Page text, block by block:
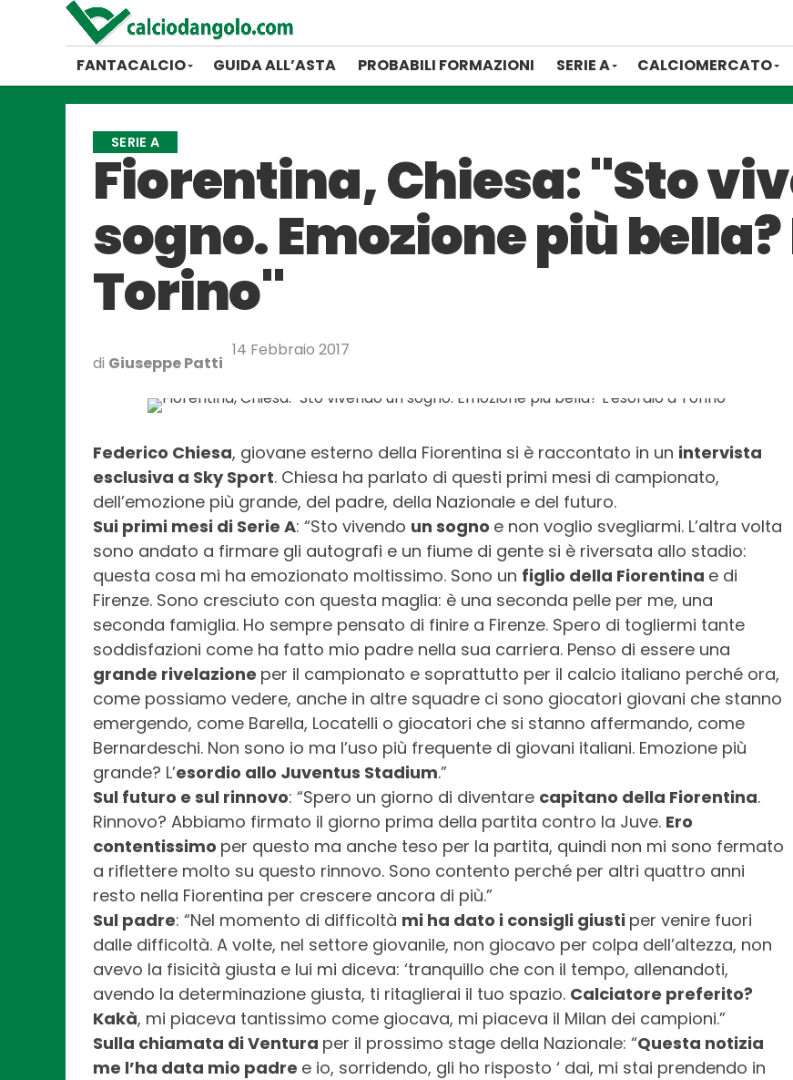
FANTACALCIO GUIDA ALL’ASTA PROBABILI FORMAZIONI SERIE A CALCIOMERCATO
SERIE A
Fiorentina, Chiesa: "Sto
sogno. Emozione più
Torino"
di Giuseppe Patti
14 Febbraio 2017
Federico Chiesa, giovane esterno della Fiorentina si è raccontato in un intervista
esclusiva a Sky Sport. Chiesa ha parlato di questi primi mesi di campionato,
dell’emozione più grande, del padre, della Nazionale e del futuro.
Sui primi mesi di Serie A: “Sto vivendo un sogno e non voglio svegliarmi. L’altra volta
sono andato a firmare gli autografi e un fiume di gente si è riversata allo stadio:
questa cosa mi ha emozionato moltissimo. Sono un figlio della Fiorentina e di
Firenze. Sono cresciuto con questa maglia: è una seconda pelle per me, una
seconda famiglia. Ho sempre pensato di finire a Firenze. Spero di togliermi tante
soddisfazioni come ha fatto mio padre nella sua carriera. Penso di essere una
grande rivelazione per il campionato e soprattutto per il calcio italiano perché ora,
come possiamo vedere, anche in altre squadre ci sono giocatori giovani che stanno
emergendo, come Barella, Locatelli o giocatori che si stanno affermando, come
Bernardeschi. Non sono io ma l’uso più frequente di giovani italiani. Emozione più
grande? L’esordio allo Juventus Stadium.”
Sul futuro e sul rinnovo: “Spero un giorno di diventare capitano della Fiorentina.
Rinnovo? Abbiamo firmato il giorno prima della partita contro la Juve. Ero
contentissimo per questo ma anche teso per la partita, quindi non mi sono fermato
a riflettere molto su questo rinnovo. Sono contento perché per altri quattro anni
resto nella Fiorentina per crescere ancora di più.”
Sul padre: “Nel momento di difficoltà mi ha dato i consigli giusti per venire fuori
dalle difficoltà. A volte, nel settore giovanile, non giocavo per colpa dell’altezza, non
avevo la fisicità giusta e lui mi diceva: ‘tranquillo che con il tempo, allenandoti,
avendo la determinazione giusta, ti ritaglierai il tuo spazio. Calciatore preferito?
Kakà, mi piaceva tantissimo come giocava, mi piaceva il Milan dei campioni.”
Sulla chiamata di Ventura per il prossimo stage della Nazionale: “Questa notizia
me l’ha data mio padre e io, sorridendo, gli ho risposto ‘ dai, mi stai prendendo in